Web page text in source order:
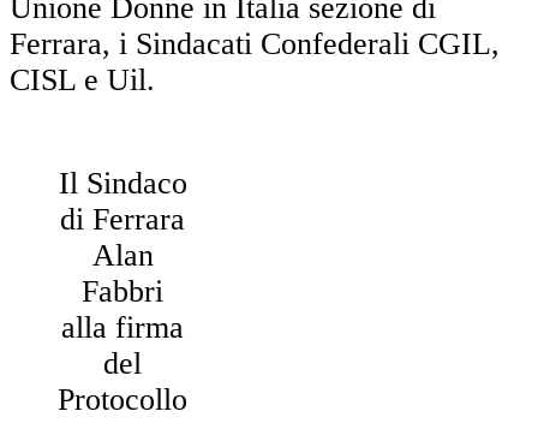
Unione Donne in Italia sezione di
Ferrara, i Sindacati Confederali CGIL,
CISL e Uil.
Il Sindaco
di Ferrara
Alan
Fabbri
alla firma
del
Protocollo